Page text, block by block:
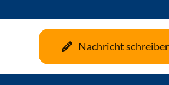
Nachricht